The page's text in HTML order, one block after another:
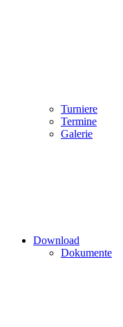
Turniere
Termine
Galerie
Download
Dokumente